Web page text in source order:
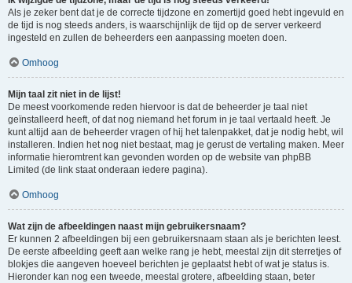
Als je zeker bent dat je de correcte tijdzone en zomertijd goed hebt ingevuld en
de tijd is nog steeds anders, is waarschijnlijk de tijd op de server verkeerd
ingesteld en zullen de beheerders een aanpassing moeten doen.
Omhoog
Mijn taal zit niet in de lijst!
De meest voorkomende reden hiervoor is dat de beheerder je taal niet
geïnstalleerd heeft, of dat nog niemand het forum in je taal vertaald heeft. Je
kunt altijd aan de beheerder vragen of hij het talenpakket, dat je nodig hebt, wil
installeren. Indien het nog niet bestaat, mag je gerust de vertaling maken. Meer
informatie hieromtrent kan gevonden worden op de website van phpBB
Limited (de link staat onderaan iedere pagina).
Omhoog
Wat zijn de afbeeldingen naast mijn gebruikersnaam?
Er kunnen 2 afbeeldingen bij een gebruikersnaam staan als je berichten leest.
De eerste afbeelding geeft aan welke rang je hebt, meestal zijn dit sterretjes of
blokjes die aangeven hoeveel berichten je geplaatst hebt of wat je status is.
Hieronder kan nog een tweede, meestal grotere, afbeelding staan, beter